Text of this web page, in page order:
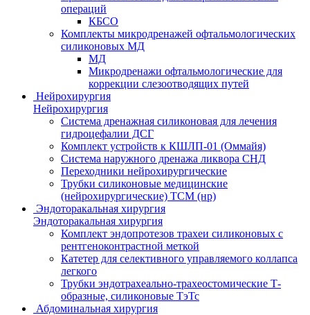
операций
КБСО
Комплекты микродренажей офтальмологических
силиконовых МД
МД
Микродренажи офтальмологические для
коррекции слезоотводящих путей
Нейрохирургия
Нейрохирургия
Система дренажная силиконовая для лечения
гидроцефалии ДСГ
Комплект устройств к КШЛП-01 (Оммайя)
Система наружного дренажа ликвора СНД
Переходники нейрохирургические
Трубки силиконовые медицинские
(нейрохирургические) ТСМ (нр)
Эндоторакальная хирургия
Эндоторакальная хирургия
Комплект эндопротезов трахеи силиконовых с
рентгеноконтрастной меткой
Катетер для селективного управляемого коллапса
легкого
Трубки эндотрахеально-трахеостомические Т-
образные, силиконовые ТэТс
Абдоминальная хирургия